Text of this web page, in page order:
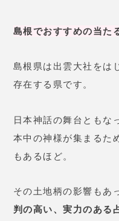
島根でおすすめの当た
島根県は出雲大社をは
存在する県です。
日本神話の舞台ともな
本中の神様が集まるた
もあるほど。
その土地柄の影響もあ
判の高い、実力のある